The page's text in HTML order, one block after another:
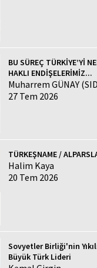
BU SÜREÇ TÜRKİYE’Yİ
HAKLI ENDİŞELERİMİZ...
Muharrem GÜNAY
27 Tem 2026
TÜRKEŞNAME /
Halim Kaya
20 Tem 2026
Sovyetler Birliği'nin
Büyük Türk Lideri